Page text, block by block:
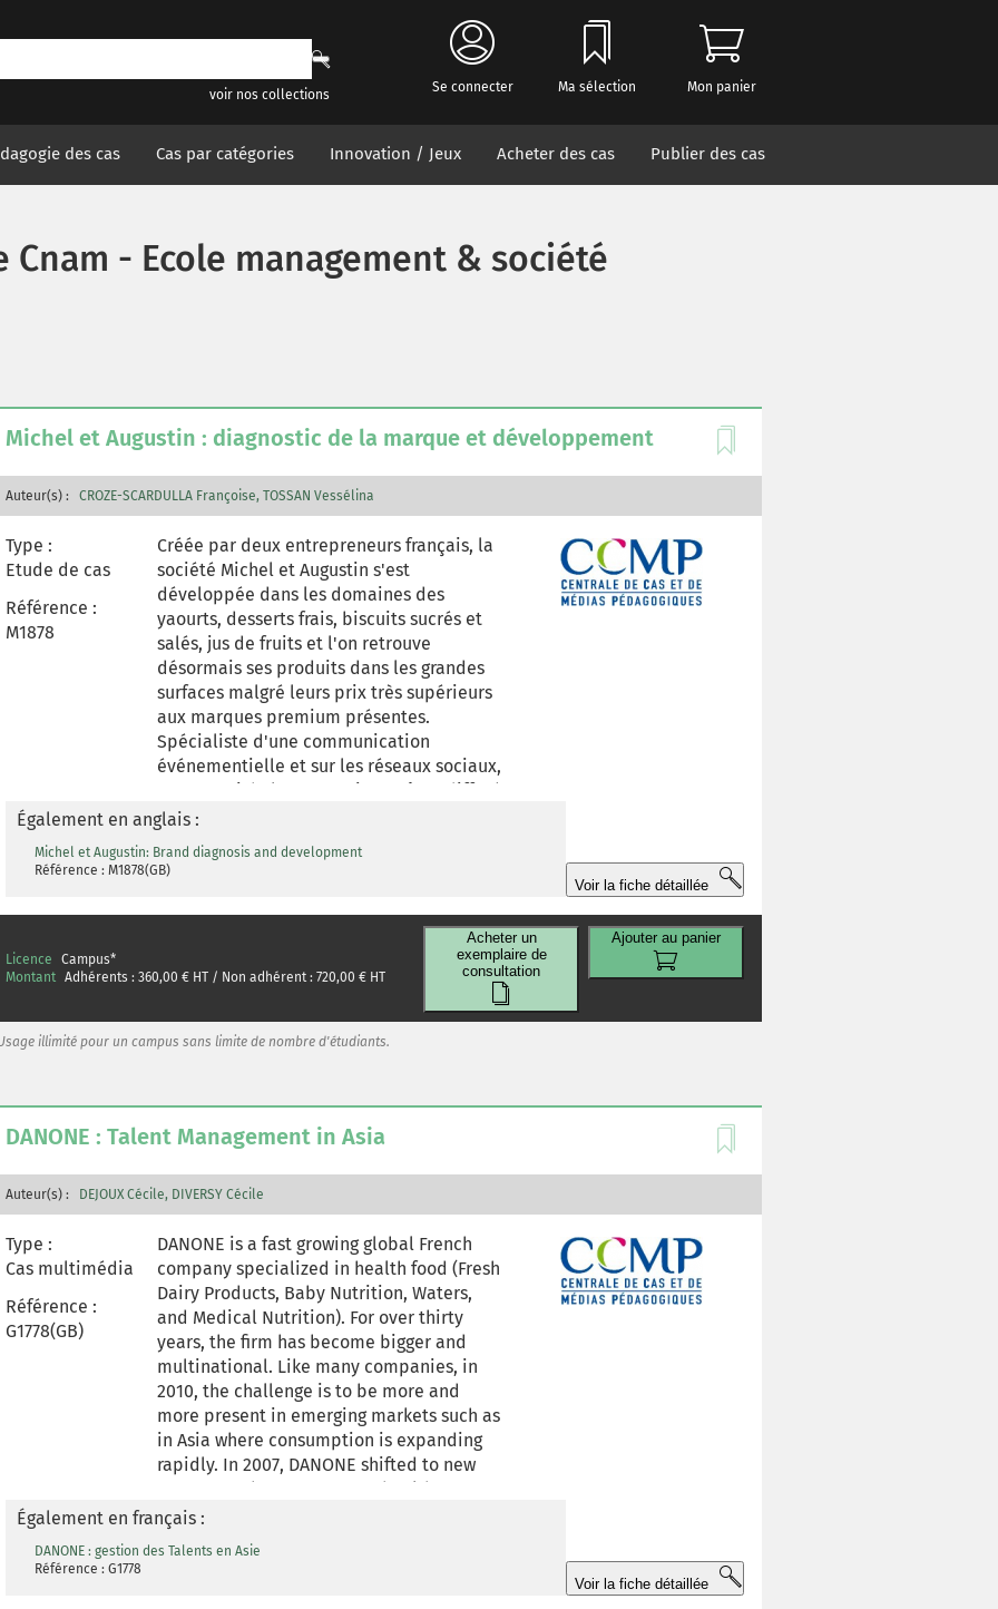
voir nos collections Se connecter Ma sélection Mon panier
des cas Cas par catégories Innovation / Jeux Acheter des cas Publier des cas
Cnam - Ecole management & société
Michel et Augustin : diagnostic de la marque et développement
Auteur(s) : CROZE-SCARDULLA Françoise TOSSAN Vessélina
Type :
Etude de cas
Référence :
M1878
Créée par deux entrepreneurs français, la
société Michel et Augustin s'est
développée dans les domaines des
yaourts, desserts frais, biscuits sucrés et
salés, jus de fruits et l'on retrouve
désormais ses produits dans les grandes
surfaces malgré leurs prix très supérieurs
aux marques premium présentes.
Spécialiste d'une communication
événementielle et sur les réseaux sociaux,
en 2014 Michel et Augustin a même diffusé
pour la première fois un film publicitaire
à la télévision et au cinéma. La société
souhaite se développer à l'international.
Quelle est son identité selon le célèbre
prisme de Kapferer, ou son noyau central
et système périphérique selon la théorie
de Géraldine Michel ? Que représente-t-
elle aux yeux des consommateurs ? Quelle
est sa légitimité ? Son positionnement ? Et
développement à l'international ?
Également en anglais :
Michel et Augustin: Brand diagnosis and development
Référence : M1878(GB)
Voir la fiche détaillée
Licence Campus*
illimité pour un campus sans limite de nombre d'étudiants.
Montant Adhérents : 360,00 € HT / Non adhérent : 720,00 € HT
Acheter un
exemplaire de
consultation
Ajouter au panier
DANONE : Talent Management in Asia
Auteur(s) : DEJOUX Cécile DIVERSY Cécile
Type :
Cas multimédia
Référence :
G1778(GB)
DANONE is a fast growing global French
company specialized in health food (Fresh
Dairy Products, Baby Nutrition, Waters,
and Medical Nutrition). For over thirty
years, the firm has become bigger and
multinational. Like many companies, in
2010, the challenge is to be more and
more present in emerging markets such as
in Asia where consumption is expanding
rapidly. In 2007, DANONE shifted to new
DANONE to become a 100% health
oriented food company; sold its biscuits
activities and integrated Numico, its
biggest acquisition in the medical
Également en français :
DANONE : gestion des Talents en Asie
Référence : G1778
Voir la fiche détaillée